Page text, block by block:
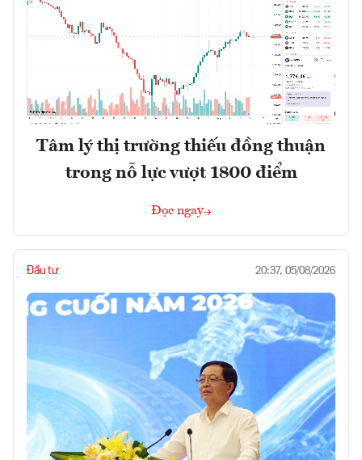
Tâm lý thị trường thiếu đồng thuận
trong nỗ lực vượt 1800 điểm
Đọc ngay
Đầu tư 20:37, 05/08/2026